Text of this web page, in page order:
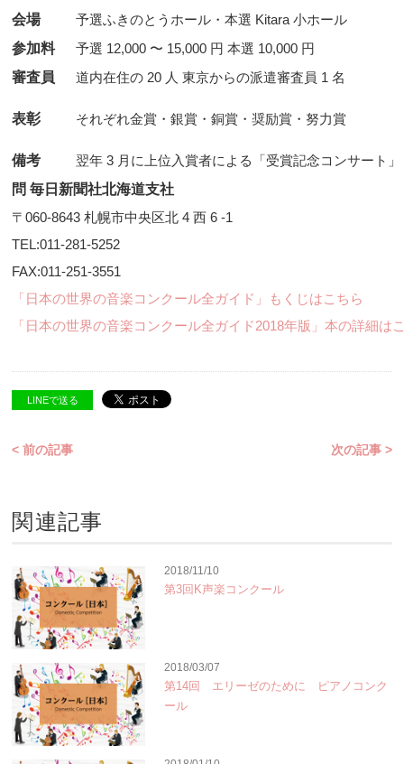
会場
予選ふきのとうホール・本選 Kitara 小ホール
参加料
予選 12,000 〜 15,000 円 本選 10,000 円
審査員
道内在住の 20 人 東京からの派遣審査員 1 名
表彰
備考
翌年 3 月に上位入賞者による「受賞記念コンサート
問 毎日新聞社北海道支社
〒060-8643 札幌市中央区北 4 西 6 -1
TEL:011-281-5252
FAX:011-251-3551
「日本の世界の音楽コンクール全ガイド」もくじはこちら
「日本の世界の音楽コンクール全ガイド2018年版」本の詳細は
LINEで送る
< 前の記事 次の記事 >
関連記事
2018/11/10
第3回K声楽コンクール
2018/03/07
第14回 エリーゼのために ピアノコンク
ール